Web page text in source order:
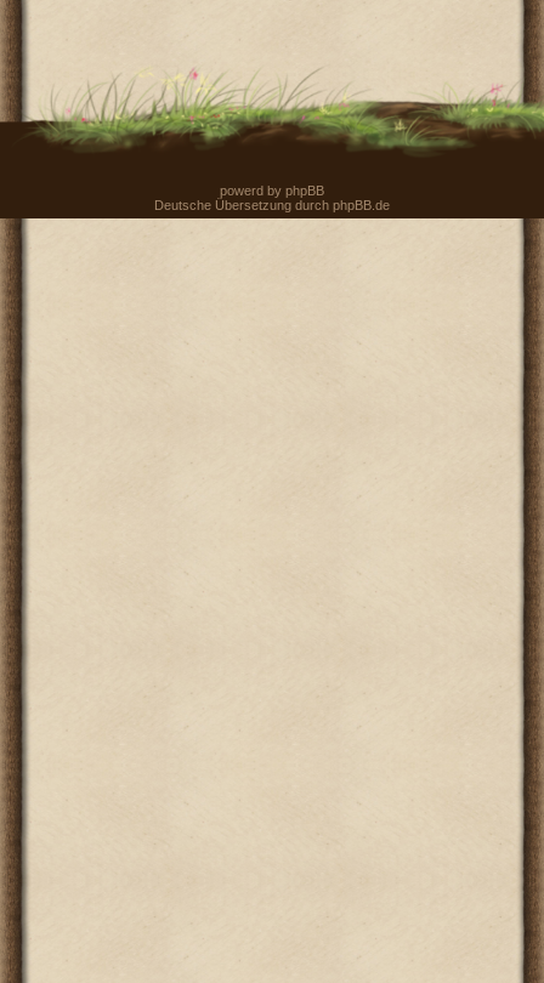
powerd by phpBB
Deutsche Übersetzung durch phpBB.de